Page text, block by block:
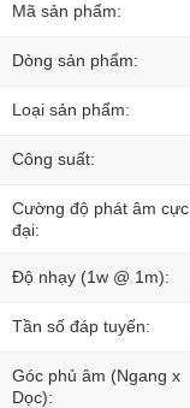
Mã sản phẩm:
Dòng sản phẩm:
Loại sản phẩm:
Công suất:
Cường độ phát âm cực
đại:
Độ nhạy (1w @ 1m):
Tần số đáp tuyến:
Góc phủ âm (Ngang x
Dọc):